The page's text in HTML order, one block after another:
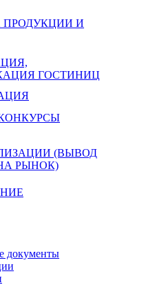
ПРОДУКЦИИ И
ГОСТИНИЦ
(ВЫВОД
РЫНОК)
документы